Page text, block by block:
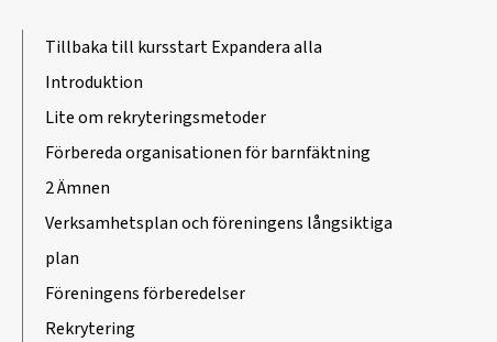
Tillbaka till kursstartExpandera alla
Introduktion
Lite om rekryteringsmetoder
Förbereda organisationen för barnfäktning
2 Ämnen
Verksamhetsplan och föreningens långsiktiga
plan
Föreningens förberedelser
Rekrytering